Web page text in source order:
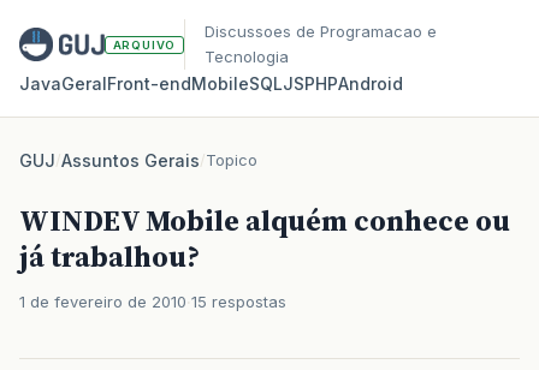
ARQUIVO
Discussoes de Programacao e
Tecnologia
JavaGeralFront‑endMobileSQLJSPHPAndroid
GUJ/Assuntos Gerais/Topico
WINDEV Mobile alquém conhece ou
já trabalhou?
1 de fevereiro de 2010 15 respostas